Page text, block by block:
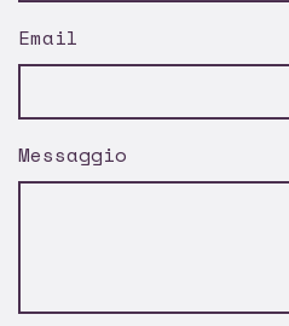
Email
Messaggio